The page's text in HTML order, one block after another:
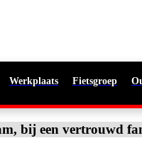
Werkplaats Fietsgroep
bij een vertrouwd